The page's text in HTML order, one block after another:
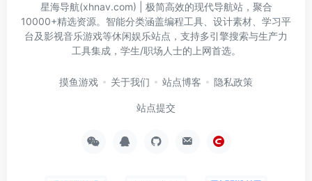
星海导航(xhnav.com) | 极简高效的现代导航站，聚合
10000+精选资源。智能分类涵盖编程工具、设计素材、学习平
台及影视音乐游戏等休闲娱乐站点，支持多引擎搜索与生产力
工具集成，学生/职场人士的上网首选。
摸鱼游戏 关于我们 站点博客 隐私政策
站点提交